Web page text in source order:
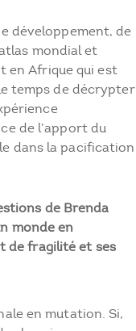
développement, de
mondial et
en Afrique qui est
temps de décrypter
de l’apport du
dans la pacification
de Brenda
monde en
de fragilité et ses
en mutation. Si,